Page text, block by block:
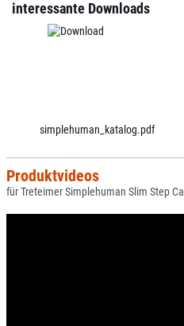
interessante Downloads
simplehuman_katalog.pdf
Produktvideos
für Treteimer Simplehuman Slim Step